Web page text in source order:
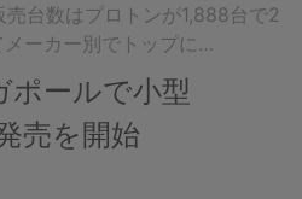
台数はプロトンが1,888台で2
ーカー別でトップに…
ポールで小型
売を開始